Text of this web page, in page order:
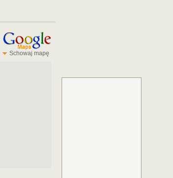
Schowaj mapę